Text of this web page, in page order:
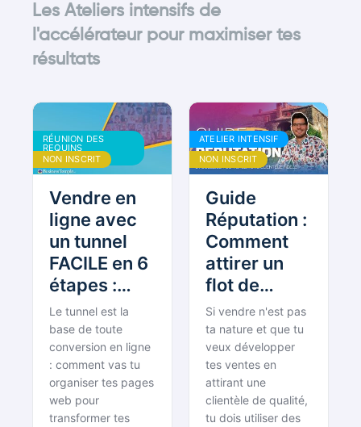
Les Ateliers intensifs de
l'accélérateur pour maximiser tes
résultats
RÉUNION DES
REQUINS
BOUDDHISTES
NON INSCRIT
Vendre en
ligne avec
un tunnel
FACILE en 6
étapes :
Démo et
Exemple
réel
[Réunion
des Requins
#34]
Le tunnel est la
base de toute
conversion en ligne
: comment vas tu
organiser tes pages
web pour
transformer tes
ATELIER INTENSIF
NON INSCRIT
Guide
Réputation :
Comment
attirer un
flot de
nouveaux
clients
grâce à une
réputation
solide ?
Si vendre n'est pas
ta nature et que tu
veux développer
tes ventes en
attirant une
clientèle de qualité,
tu dois utiliser des